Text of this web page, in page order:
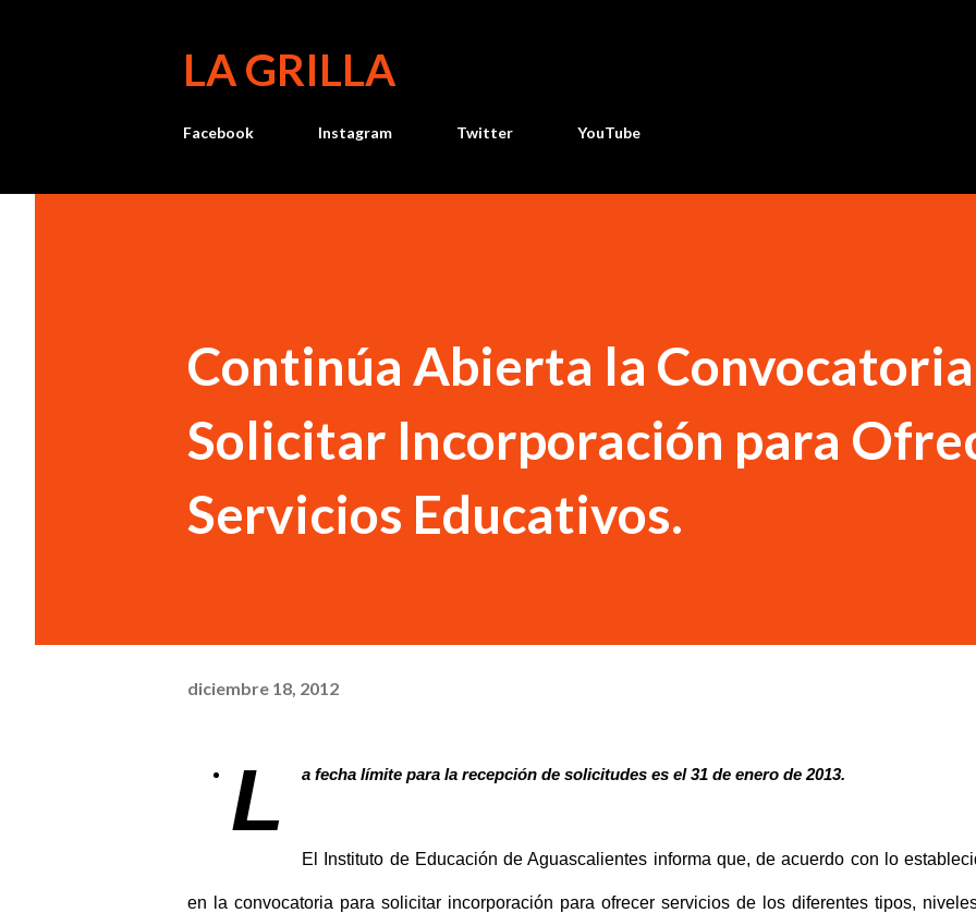
LA GRILLA
Facebook Instagram Twitter YouTube
Continúa Abierta la
Solicitar Incorporación para
Servicios Educativos.
diciembre 18, 2012
L a fecha límite para la recepción de solicitudes es el 31 de enero de 2013.
El Instituto de Educación de Aguascalientes informa que, de acuerdo con lo
en la convocatoria para solicitar incorporación para ofrecer servicios de los diferentes tipos,